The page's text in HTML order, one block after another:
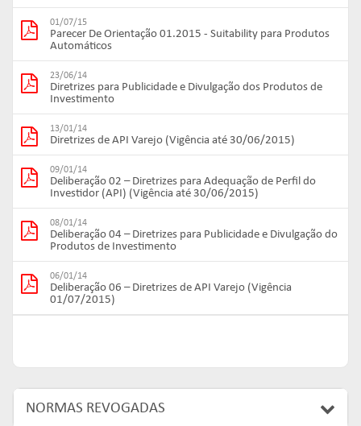
01/07/15
Parecer De Orientação 01.2015 - Suitability para Produtos
Automáticos
23/06/14
Diretrizes para Publicidade e Divulgação dos Produtos de
Investimento
13/01/14
Diretrizes de API Varejo (Vigência até 30/06/2015)
09/01/14
Deliberação 02 – Diretrizes para Adequação de Perfil do
Investidor (API) (Vigência até 30/06/2015)
08/01/14
Deliberação 04 – Diretrizes para Publicidade e Divulgação do
Produtos de Investimento
06/01/14
Deliberação 06 – Diretrizes de API Varejo (Vigência
01/07/2015)
NORMAS REVOGADAS